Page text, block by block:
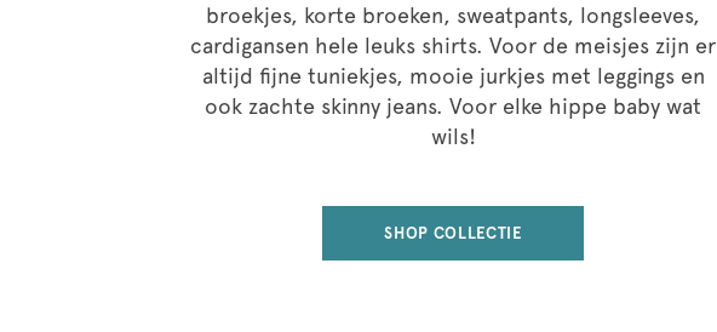
broekjes, korte broeken, sweatpants, longsleeves,
cardigansen hele leuks shirts. Voor de meisjes zijn er
altijd fijne tuniekjes, mooie jurkjes met leggings en
ook zachte skinny jeans. Voor elke hippe baby wat
wils!
SHOP COLLECTIE